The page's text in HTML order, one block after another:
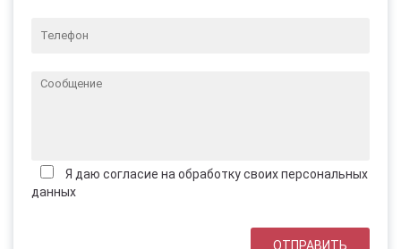
Я даю согласие на обработку своих персональных
данных